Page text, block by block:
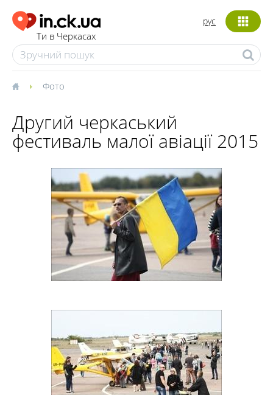
Ти в Черкасах
рус
Фото
Другий черкаський
фестиваль малої авіації 2015